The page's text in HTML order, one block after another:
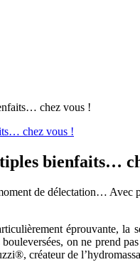
chez vous !
bienfaits…
de délectation… Avec
éprouvante, la
on ne prend
créateur de